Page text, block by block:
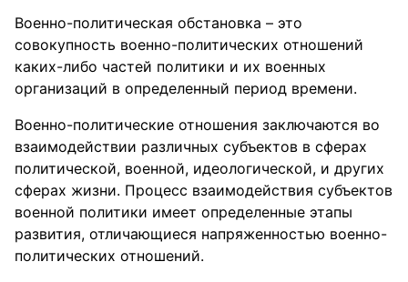
Военно-политическая обстановка – это
совокупность военно-политических отношений
каких-либо частей политики и их военных
организаций в определенный период времени.
Военно-политические отношения заключаются во
взаимодействии различных субъектов в сферах
политической, военной, идеологической, и других
сферах жизни. Процесс взаимодействия субъектов
военной политики имеет определенные этапы
развития, отличающиеся напряженностью военно-
политических отношений.